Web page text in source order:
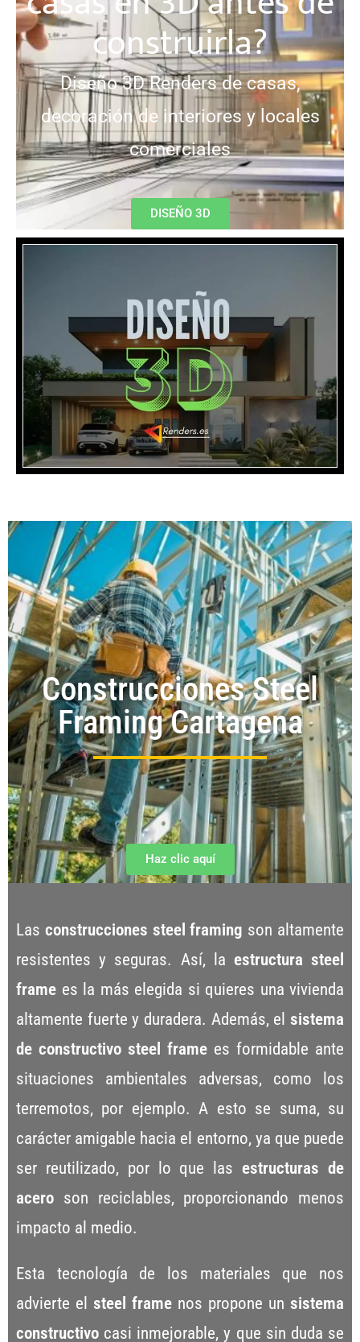
construirla?
Diseño 3D Renders de casas,
decoración de interiores y locales
comerciales
DISEÑO 3D
Construcciones Steel
Framing Cartagena
Haz clic aquí
Las construcciones steel framing son altamente
resistentes y seguras. Así, la estructura steel
frame es la más elegida si quieres una vivienda
altamente fuerte y duradera. Además, el sistema
de constructivo steel frame es formidable ante
situaciones ambientales adversas, como los
terremotos, por ejemplo. A esto se suma, su
carácter amigable hacia el entorno, ya que puede
ser reutilizado, por lo que las estructuras de
acero son reciclables, proporcionando menos
impacto al medio.
Esta tecnología de los materiales que nos
advierte el steel frame nos propone un sistema
constructivo casi inmejorable, y que sin duda se